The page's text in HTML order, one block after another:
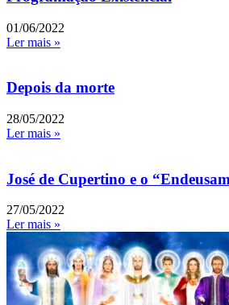
01/06/2022
Ler mais »
Depois da morte
28/05/2022
Ler mais »
José de Cupertino e o
27/05/2022
Ler mais »